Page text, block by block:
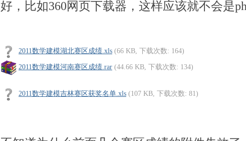
好，比如360网页下载器，这样应该就不会是
2011数学建模湖北赛区成绩.xls (66 KB, 下载次数: 164)
2011数学建模河南赛区成绩.rar (44.66 KB, 下载次数: 134)
2011数学建模吉林赛区获奖名单.xls (107 KB, 下载次数: 81)